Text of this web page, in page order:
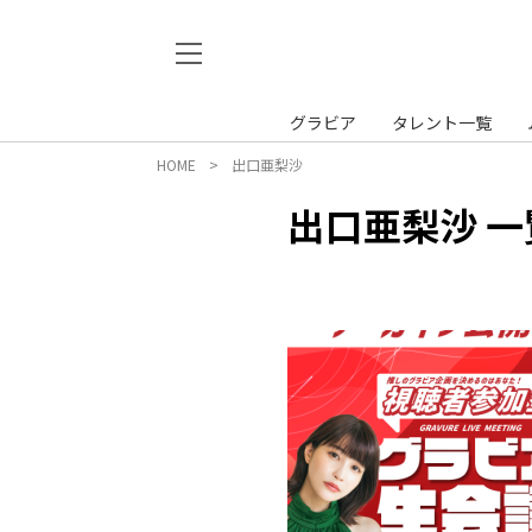
グラビア タレント一覧
HOME 出口亜梨沙
出口亜梨沙